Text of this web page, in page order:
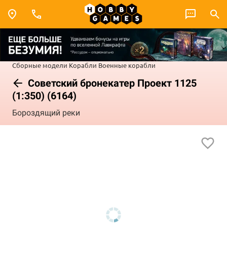
Сборные модели Корабли Военные корабли
Советский бронекатер Проект 1125
(1:350) (6164)
Бороздящий реки